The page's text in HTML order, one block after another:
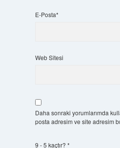
E-Posta*
Web Sitesi
Daha sonraki yorumlarımda
posta adresim ve site adresim
9 - 5 kaçtır? *